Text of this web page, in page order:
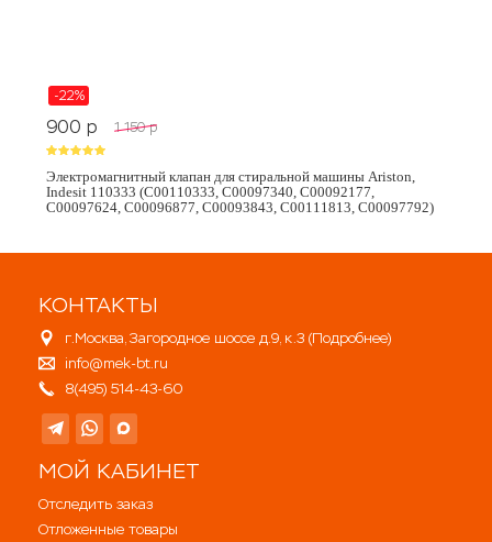
-22%
900 p 1 150 p
Электромагнитный клапан для стиральной машины Ariston,
Indesit 110333 (C00110333, C00097340, C00092177,
C00097624, C00096877, C00093843, C00111813, C00097792)
КОНТАКТЫ
г.Москва, Загородное шоссе д.9, к.3 (Подробнее)
info@mek-bt.ru
8(495) 514-43-60
МОЙ КАБИНЕТ
Отследить заказ
Отложенные товары